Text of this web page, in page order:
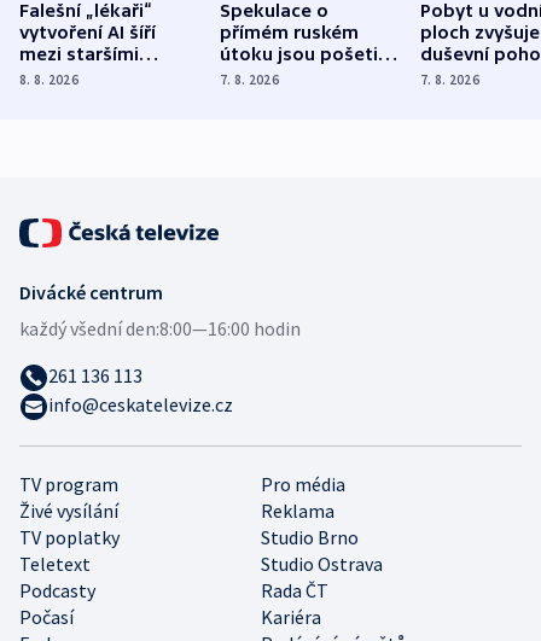
Falešní „lékaři“
vytvoření AI šíří
mezi staršími
Poláky nebezpečné
8. 8. 2026
Spekulace o
přímém ruském
útoku jsou pošetilé,
míní estonský
7. 8. 2026
Pobyt u
ploch zvyšuje
duševní
ukázala
7. 8. 2026
TV program
Pro média
Živé vysílání
Reklama
TV poplatky
Studio Brno
Teletext
Studio Ostrava
Podcasty
Rada ČT
Počasí
Kariéra
Divácké centrum
každý všední den:8:00—16:00 hodin
261 136 113
info@ceskatelevize.cz